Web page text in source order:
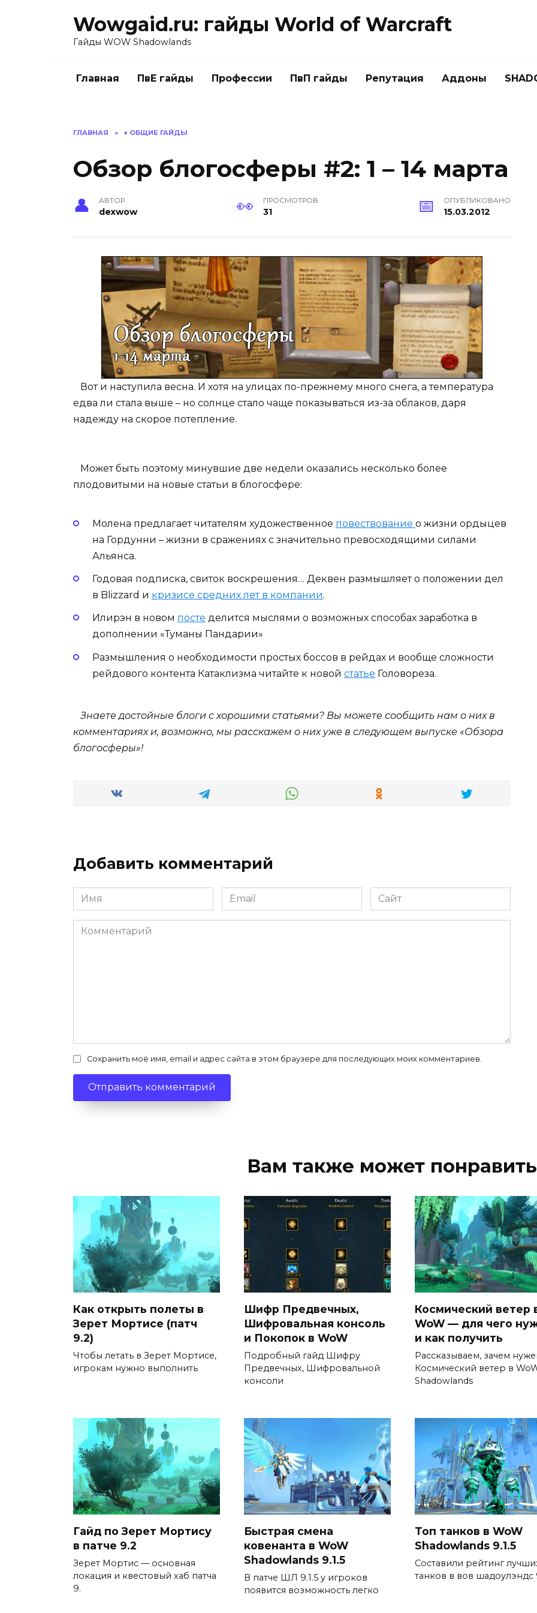
Wowgaid.ru: гайды World of Warcraft
Гайды WOW Shadowlands
Главная ПвЕ гайды Профессии ПвП гайды Репутация Аддоны
ГЛАВНАЯ » ♦️ ОБЩИЕ ГАЙДЫ
Обзор блогосферы #2: 1 – 14 марта
АВТОР
dexwow
ПРОСМОТРОВ
31
ОПУБЛИКОВАНО
15.03.2012
Вот и наступила весна. И хотя на улицах по-прежнему много снега, а температура
едва ли стала выше – но солнце стало чаще показываться из-за облаков, даря
надежду на скорое потепление.
Может быть поэтому минувшие две недели оказались несколько более
плодовитыми на новые статьи в блогосфере:
Молена предлагает читателям художественное повествование о жизни ордыцев
на Гордунни – жизни в сражениях с значительно превосходящими силами
Альянса.
Годовая подписка, свиток воскрешения… Деквен размышляет о положении дел
в Blizzard и кризисе средних лет в компании.
Илирэн в новом посте делится мыслями о возможных способах заработка в
дополнении «Туманы Пандарии»
Размышления о необходимости простых боссов в рейдах и вообще сложности
рейдового контента Катаклизма читайте к новой статье Головореза.
Знаете достойные блоги с хорошими статьями? Вы можете сообщить нам о них в
комментариях и, возможно, мы расскажем о них уже в следующем выпуске «Обзора
блогосферы»!
Добавить комментарий
Имя
*
Email
*
Сайт
Комментарий
Сохранить моё имя, email и адрес сайта в этом браузере для последующих моих комментариев.
Вам также может
Как открыть полеты в
Зерет Мортисе (патч
9.2)
Чтобы летать в Зерет Мортисе,
игрокам нужно выполнить
Шифр Предвечных,
Шифровальная консоль
и Покопок в WoW
Подробный гайд Шифру
Предвечных, Шифровальной
консоли
Космический ветер
WoW — для чего
и как получить
Рассказываем, зачем
Космический ветер в
Shadowlands
Гайд по Зерет Мортису
в патче 9.2
Зерет Мортис — основная
локация и квестовый хаб патча
9.
Быстрая смена
ковенанта в WoW
Shadowlands 9.1.5
В патче ШЛ 9.1.5 у игроков
появится возможность легко
Топ танков в WoW
Shadowlands 9.1.5
Составили рейтинг
танков в вов шадоулэндс